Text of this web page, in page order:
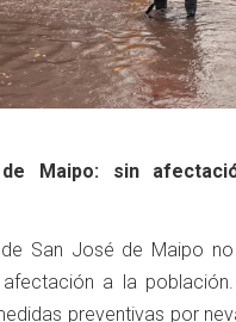
Maipo: sin
San José de Maipo
afectación a la
preventivas por